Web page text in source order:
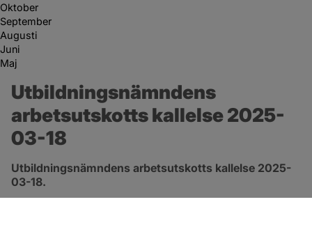
Oktober
September
Augusti
Juni
Maj
Utbildningsnämndens
arbetsutskotts kallelse 2025-
03-18
Utbildningsnämndens arbetsutskotts kallelse 2025-
03-18.